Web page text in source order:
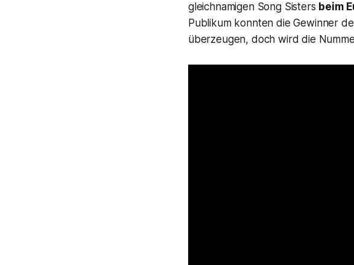
gleichnamigen Song Sisters beim
Publikum konnten die Gewinner
überzeugen, doch wird die